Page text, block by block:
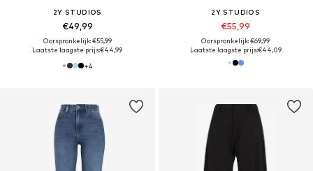
2Y STUDIOS
€49,99
Oorspronkelijk: €55,99
Laatste laagste prijs:€44,99
+4
2Y STUDIOS
€55,99
Oorspronkelijk: €69,99
Laatste laagste prijs:€44,09